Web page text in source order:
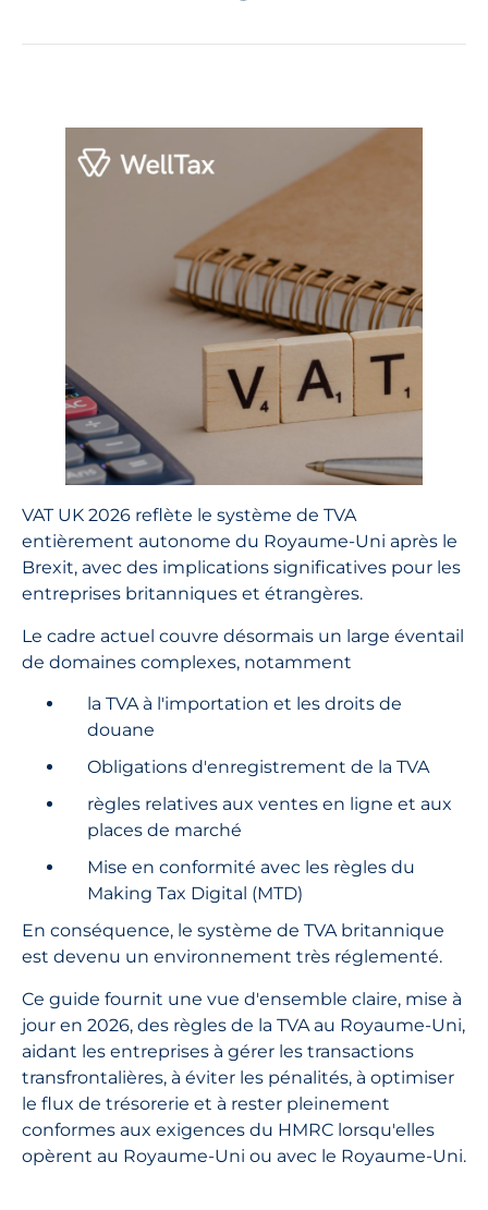
VAT UK 2026 reflète le système de TVA
entièrement autonome du Royaume-Uni après le
Brexit, avec des implications significatives pour les
entreprises britanniques et étrangères.
Le cadre actuel couvre désormais un large éventail
de domaines complexes, notamment
la TVA à l'importation et les droits de
douane
Obligations d'enregistrement de la TVA
règles relatives aux ventes en ligne et aux
places de marché
Mise en conformité avec les règles du
Making Tax Digital (MTD)
En conséquence, le système de TVA britannique
est devenu un environnement très réglementé.
Ce guide fournit une vue d'ensemble claire, mise à
jour en 2026, des règles de la TVA au Royaume-Uni,
aidant les entreprises à gérer les transactions
transfrontalières, à éviter les pénalités, à optimiser
le flux de trésorerie et à rester pleinement
conformes aux exigences du HMRC lorsqu'elles
opèrent au Royaume-Uni ou avec le Royaume-Uni.